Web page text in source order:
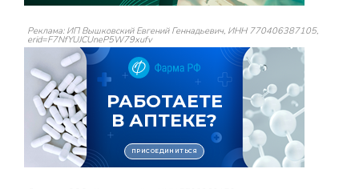
Реклама: ИП Вышковский Евгений Геннадьевич, ИНН 770406387105,
erid=F7NfYUJCUneP5W79xufv